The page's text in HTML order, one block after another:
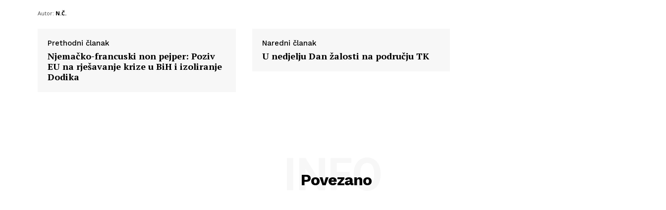
Autor: N.Č.
Prethodni članak
Njemačko-francuski non pejper: Poziv
EU na rješavanje krize u BiH i izoliranje
Dodika
Naredni članak
U nedjelju Dan žalosti na području TK
Povezano
INFO